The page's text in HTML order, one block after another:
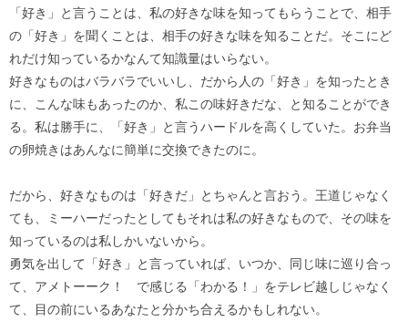
「好き」と言うことは、私の好きな味を知ってもらうことで、相手
の「好き」を聞くことは、相手の好きな味を知ることだ。そこにど
れだけ知っているかなんて知識量はいらない。
好きなものはバラバラでいいし、だから人の「好き」を知ったとき
に、こんな味もあったのか、私この味好きだな、と知ることができ
る。私は勝手に、「好き」と言うハードルを高くしていた。お弁当
の卵焼きはあんなに簡単に交換できたのに。
だから、好きなものは「好きだ」とちゃんと言おう。王道じゃなく
ても、ミーハーだったとしてもそれは私の好きなもので、その味を
知っているのは私しかいないから。
勇気を出して「好き」と言っていれば、いつか、同じ味に巡り合っ
て、アメトーーク！ で感じる「わかる！」をテレビ越しじゃなく
て、目の前にいるあなたと分かち合えるかもしれない。